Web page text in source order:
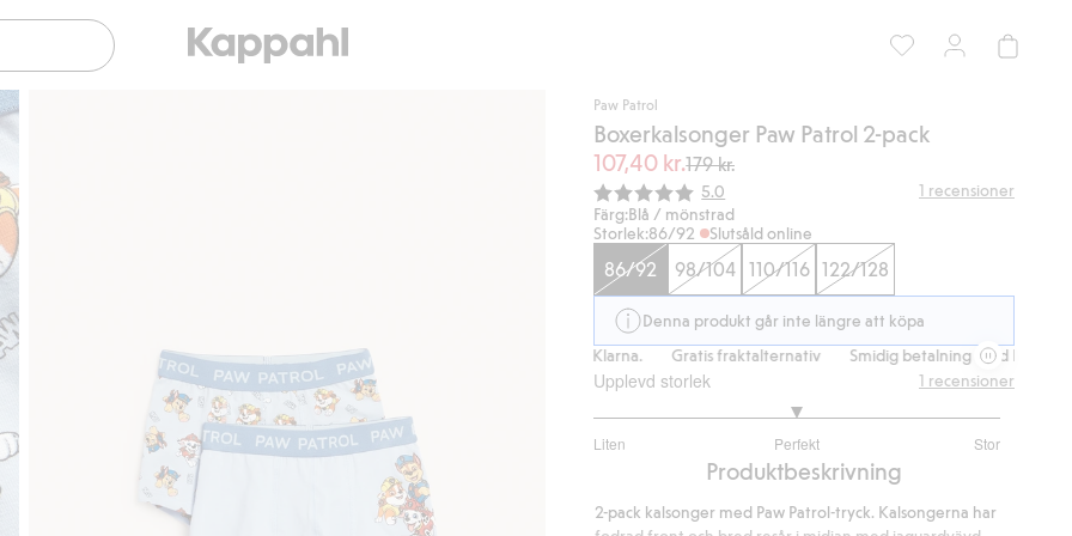
Paw Patrol
Boxerkalsonger Paw Patrol 2-pack
107,40 kr.179 kr.
Snittbetyg:
5.0 1 recensioner
Färg:Blå / mönstrad
Storlek:86/92 Slutsåld online
86/92 98/104 110/116 122/128
Denna produkt går inte längre att köpa
Gratis fraktalternativ
Smidig betalning med Klarna. Gratis fraktalternativ Smidig betalning med Klarna.
Upplevd storlek
Liten Perfekt Stor
utav
1
1 recensioner
Produktbeskrivning
2-pack kalsonger med Paw Patrol-tryck. Kalsongerna har